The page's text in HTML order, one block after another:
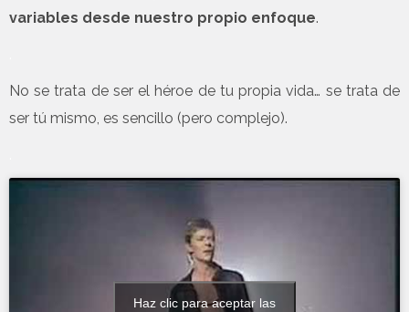
variables desde nuestro propio enfoque.
No se trata de ser el héroe de tu propia vida… se trata de
ser tú mismo, es sencillo (pero complejo).
Haz clic para aceptar las